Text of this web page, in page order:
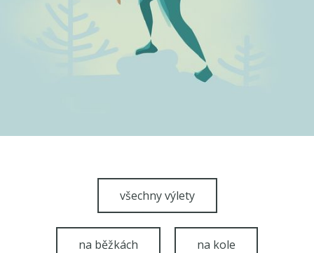
všechny výlety
na běžkách na kole